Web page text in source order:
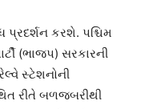
કરશે. પશ્ચિમ
(ભાજપ) સરકારની
સ્ટેશનોની
રીતે બળજબરીથી